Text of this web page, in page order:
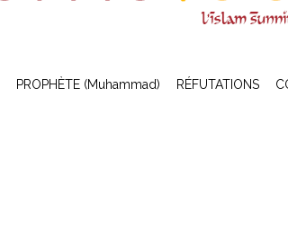
PROPHÈTE (Muhammad) RÉFUTATIONS